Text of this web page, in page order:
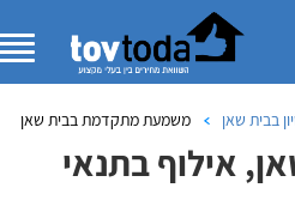
בבית שאן משמעת מתקדמת בבית שאן
אילוף בתנאי